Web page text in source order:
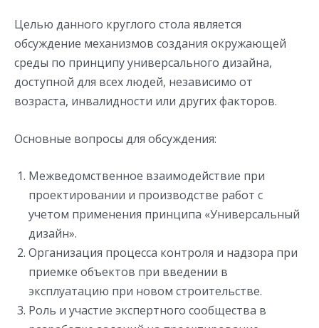
Целью данного круглого стола является
обсуждение механизмов создания окружающей
среды по принципу универсального дизайна,
доступной для всех людей, независимо от
возраста, инвалидности или других факторов.
Основные вопросы для обсуждения:
Межведомственное взаимодействие при
проектировании и производстве работ с
учетом применения принципа «Универсальный
дизайн».
Организация процесса контроля и надзора при
приемке объектов при введении в
эксплуатацию при новом строительстве.
Роль и участие экспертного сообщества в